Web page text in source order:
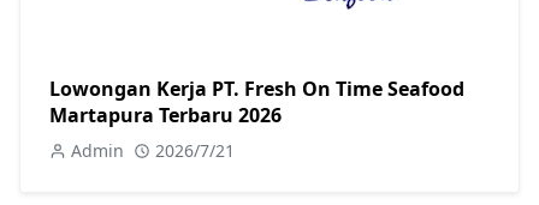
Lowongan Kerja PT. Fresh On Time Seafood
Martapura Terbaru 2026
Admin 2026/7/21